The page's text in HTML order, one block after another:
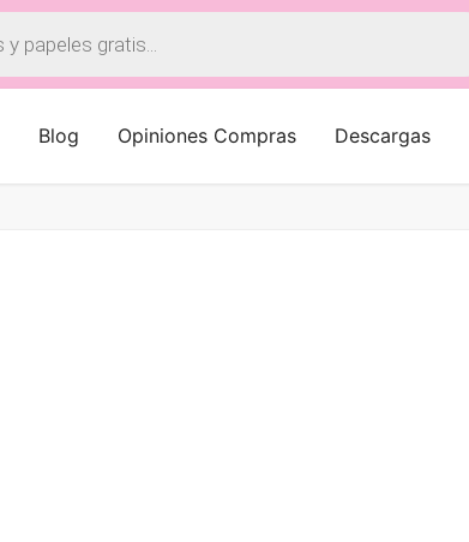
Blog Opiniones Compras Descargas